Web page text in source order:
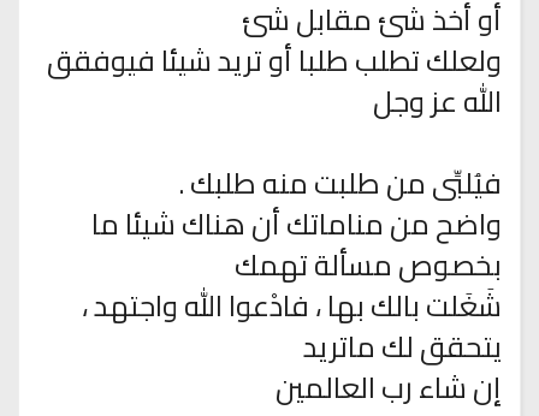
أو أخذ شئ مقابل شئ
ولعلك تطلب طلبا أو تريد شيئا فيوفقق
الله عز وجل
فيُلبِّى من طلبت منه طلبك .
واضح من مناماتك أن هناك شيئا ما
بخصوص مسألة تهمك
شَغَلت بالك بها ، فادْعوا الله واجتهد ،
يتحقق لك ماتريد
إن شاء رب العالمين